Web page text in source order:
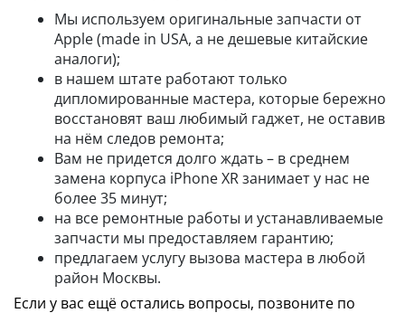
Мы используем оригинальные запчасти от
Apple (made in USA, а не дешевые китайские
аналоги);
в нашем штате работают только
дипломированные мастера, которые бережно
восстановят ваш любимый гаджет, не оставив
на нём следов ремонта;
Вам не придется долго ждать – в среднем
замена корпуса iPhone XR занимает у нас не
более 35 минут;
на все ремонтные работы и устанавливаемые
запчасти мы предоставляем гарантию;
предлагаем услугу вызова мастера в любой
район Москвы.
Если у вас ещё остались вопросы, позвоните по